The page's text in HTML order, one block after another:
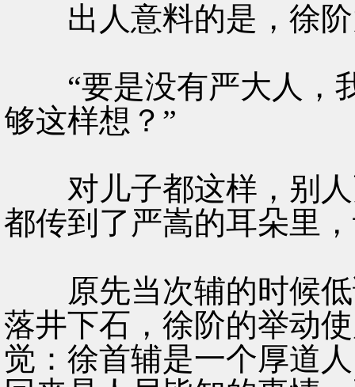
出人意料的是，徐阶
“要是没有严大人，
够这样想？”
对儿子都这样，别人
都传到了严嵩的耳朵里
原先当次辅的时候低
落井下石，徐阶的举动
觉：徐首辅是一个厚道